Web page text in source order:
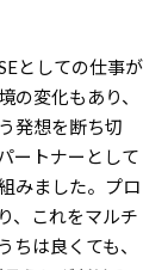
としての仕事が
の変化もあり、
発想を断ち切
ートナーとして
みました。プロ
、これをマルチ
ちは良くても、